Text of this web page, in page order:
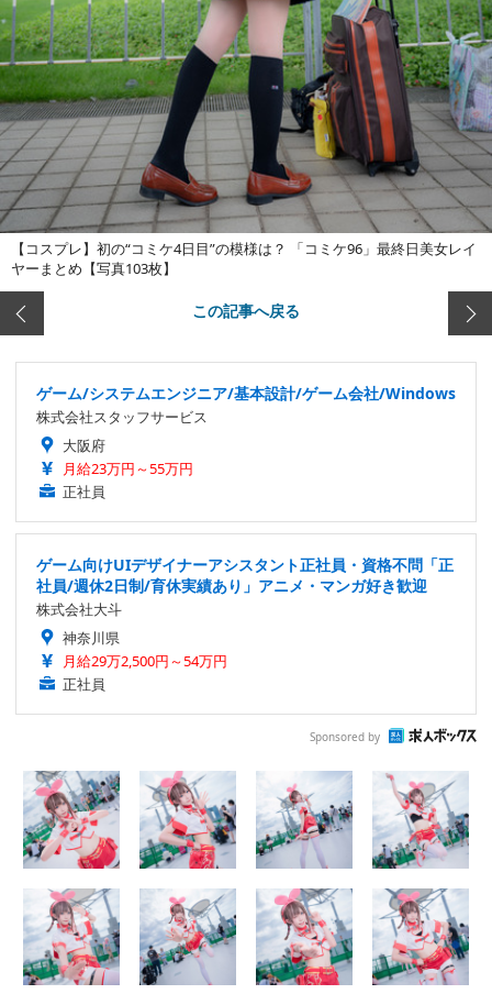
【コスプレ】初の“コミケ4日目”の模様は？ 「コミケ96」最終日美女レイ
ヤーまとめ【写真103枚】
この記事へ戻る
ゲーム/システムエンジニア/基本設計/ゲーム会社/Windows
株式会社スタッフサービス
大阪府
月給23万円～55万円
正社員
ゲーム向けUIデザイナーアシスタント正社員・資格不問「正
社員/週休2日制/育休実績あり」アニメ・マンガ好き歓迎
株式会社大斗
神奈川県
月給29万2,500円～54万円
正社員
Sponsored by